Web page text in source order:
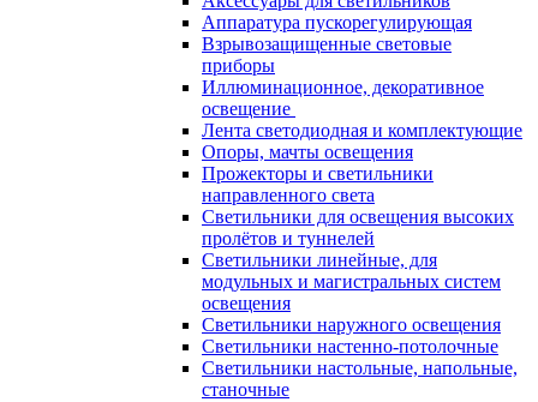
Аппаратура пускорегулирующая
Взрывозащищенные световые
приборы
Иллюминационное, декоративное
освещение
Лента светодиодная и комплектующие
Опоры, мачты освещения
Прожекторы и светильники
направленного света
Светильники для освещения высоких
пролётов и туннелей
Светильники линейные, для
модульных и магистральных систем
освещения
Светильники наружного освещения
Светильники настенно-потолочные
Светильники настольные, напольные,
станочные